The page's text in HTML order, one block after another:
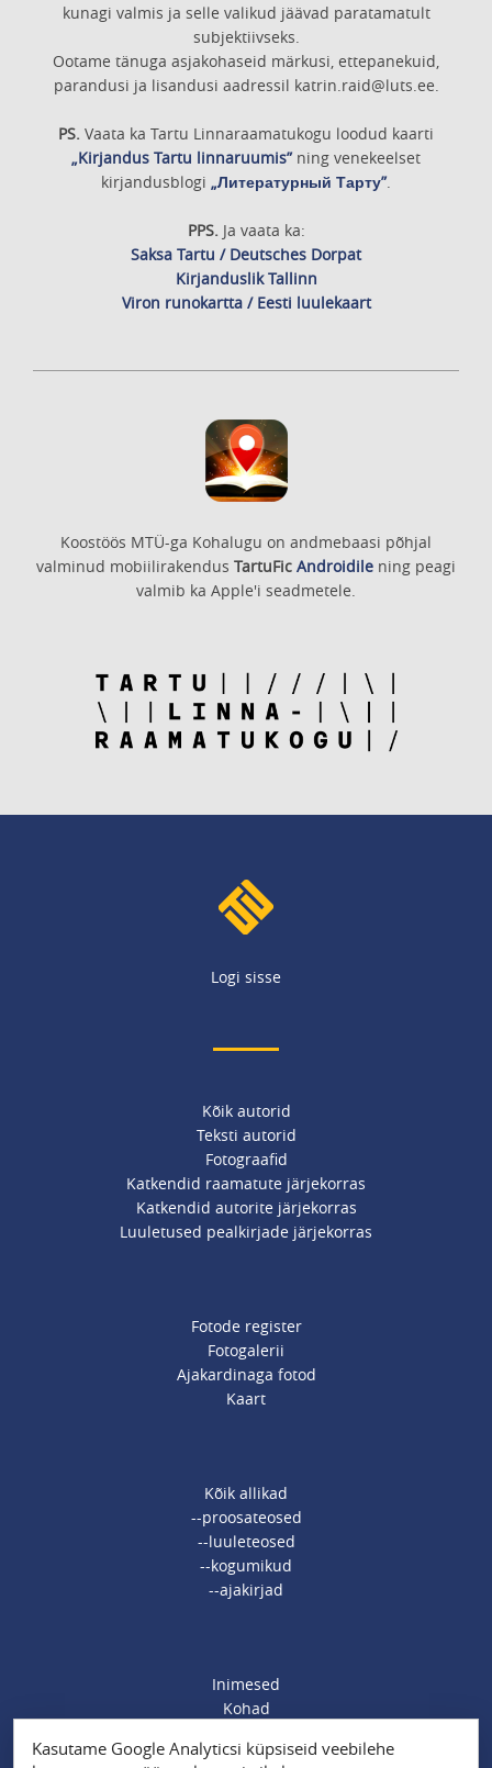
kunagi valmis ja selle valikud jäävad paratamatult
subjektiivseks.
Ootame tänuga asjakohaseid märkusi, ettepanekuid,
parandusi ja lisandusi aadressil katrin.raid@luts.ee.
PS. Vaata ka Tartu Linnaraamatukogu loodud kaarti
„Kirjandus Tartu linnaruumis”ning venekeelset
kirjandusblogi „Литературный Тарту”.
PPS. Ja vaata ka:
Saksa Tartu / Deutsches Dorpat
Kirjanduslik Tallinn
Viron runokartta / Eesti luulekaart
Koostöös MTÜ-ga Kohalugu on andmebaasi põhjal
valminud mobiilirakendus TartuFic Androidile ning peagi
valmib ka Apple'i seadmetele.
Logi sisse
Kõik autorid
Teksti autorid
Fotograafid
Katkendid raamatute järjekorras
Katkendid autorite järjekorras
Luuletused pealkirjade järjekorras
Fotode register
Fotogalerii
Ajakardinaga fotod
Kaart
Kõik allikad
--proosateosed
--luuleteosed
--kogumikud
--ajakirjad
Inimesed
Kohad
Organisatsioonid
Kasutame Google Analyticsi küpsiseid veebilehe